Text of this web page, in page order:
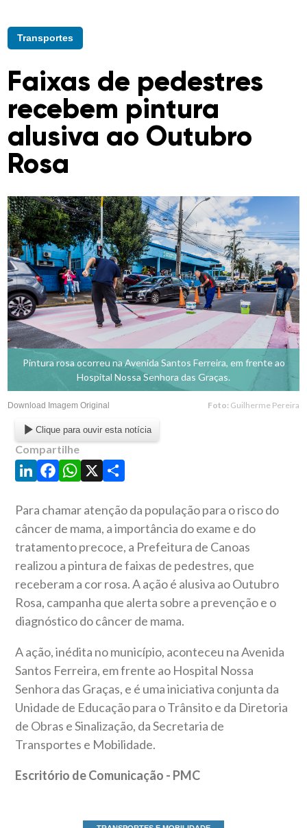
Transportes
Faixas de pedestres
recebem pintura
alusiva ao Outubro
Rosa
Pintura rosa ocorreu na Avenida Santos Ferreira, em frente ao
Hospital Nossa Senhora das Graças.
Download Imagem Original Foto: Guilherme Pereira
Clique para ouvir esta notícia
Compartilhe
LinkedIn
Facebook
WhatsApp
X Share
Para chamar atenção da população para o risco do
câncer de mama, a importância do exame e do
tratamento precoce, a Prefeitura de Canoas
realizou a pintura de faixas de pedestres, que
receberam a cor rosa. A ação é alusiva ao Outubro
Rosa, campanha que alerta sobre a prevenção e o
diagnóstico do câncer de mama.
A ação, inédita no município, aconteceu na Avenida
Santos Ferreira, em frente ao Hospital Nossa
Senhora das Graças, e é uma iniciativa conjunta da
Unidade de Educação para o Trânsito e da Diretoria
de Obras e Sinalização, da Secretaria de
Transportes e Mobilidade.
Escritório de Comunicação - PMC